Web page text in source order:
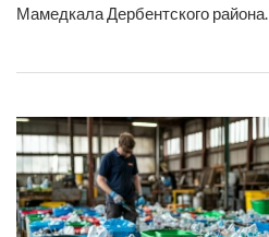
Мамедкала Дербентского